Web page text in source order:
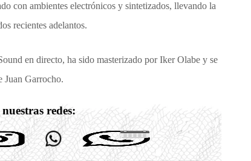
con ambientes electrónicos y sintetizados, llevando la
recientes adelantos.
en directo, ha sido masterizado por Iker Olabe y se
Juan Garrocho.
redes: